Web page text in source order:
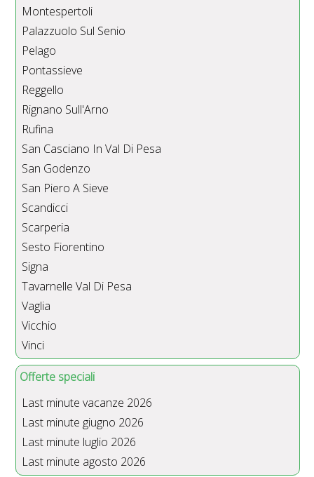
Montespertoli
Palazzuolo Sul Senio
Pelago
Pontassieve
Reggello
Rignano Sull'Arno
Rufina
San Casciano In Val Di Pesa
San Godenzo
San Piero A Sieve
Scandicci
Scarperia
Sesto Fiorentino
Signa
Tavarnelle Val Di Pesa
Vaglia
Vicchio
Vinci
Offerte speciali
Last minute vacanze 2026
Last minute giugno 2026
Last minute luglio 2026
Last minute agosto 2026